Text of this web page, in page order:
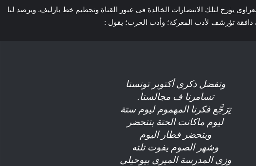
يؤرخ لتلك الانتصارات الخالدة فى عبور القناة وتحطيم خط بارليف. ويرصد لنا
دافقة تؤرشف لأدب المعركة؛ وأدب الحرب؛ يقول :
وتفضل ذكرى أكتوبر تونسنا
تسامرنا ف مجالسنا.
تِرَجَّع فكرنا المهموم ليوم ستة
ليوم ماكانت الحتة بتتحضر
وبتحضر فطار اليوم
وشهر الصوم يفوت تلته
وزِى المدرسة الميرى بيوحيلى